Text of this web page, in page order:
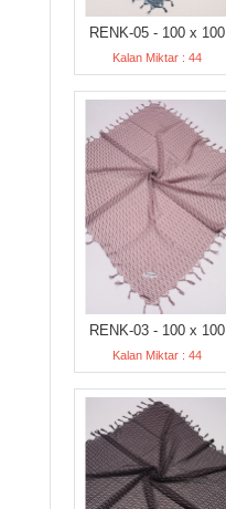
RENK-05 - 100 x 100
Kalan Miktar : 44
RENK-03 - 100 x 100
Kalan Miktar : 44